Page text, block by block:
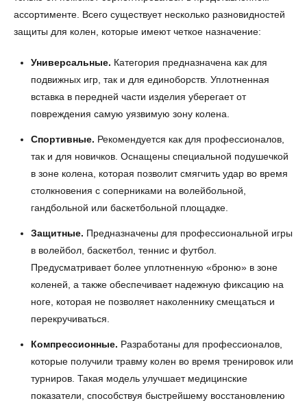
ассортименте. Всего существует несколько разновидностей
защиты для колен, которые имеют четкое назначение:
Универсальные. Категория предназначена как для
подвижных игр, так и для единоборств. Уплотненная
вставка в передней части изделия уберегает от
повреждения самую уязвимую зону колена.
Спортивные. Рекомендуется как для профессионалов,
так и для новичков. Оснащены специальной подушечкой
в зоне колена, которая позволит смягчить удар во время
столкновения с соперниками на волейбольной,
гандбольной или баскетбольной площадке.
Защитные. Предназначены для профессиональной игры
в волейбол, баскетбол, теннис и футбол.
Предусматривает более уплотненную «броню» в зоне
коленей, а также обеспечивает надежную фиксацию на
ноге, которая не позволяет наколеннику смещаться и
перекручиваться.
Компрессионные. Разработаны для профессионалов,
которые получили травму колен во время тренировок или
турниров. Такая модель улучшает медицинские
показатели, способствуя быстрейшему восстановлению